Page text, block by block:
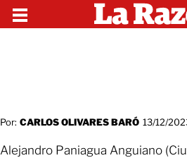
Por: CARLOS OLIVARES BARÓ 13/12/
Alejandro Paniagua Anguiano